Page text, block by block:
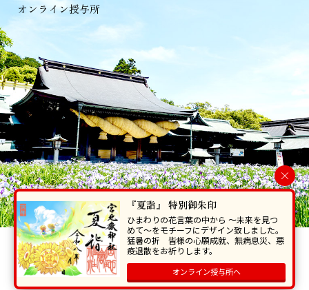
オンライン授与所
当ホームページで掲載の写真・イラスト等を無断で転写･複製することを
禁じます。
Copyright © Miyajidake Jinjya , All Rights Reserved.
×
『夏詣』 特別御朱印
ひまわりの花言葉の中から 〜未来を見つ
めて〜をモチーフにデザイン致しました。
猛暑の折 皆様の心願成就、無病息災、悪
疫退散をお祈りします。
オンライン授与所へ